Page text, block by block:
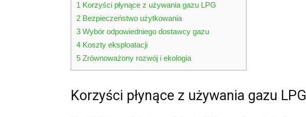
1 Korzyści płynące z używania gazu LPG
2 Bezpieczeństwo użytkowania
3 Wybór odpowiedniego dostawcy gazu
4 Koszty eksploatacji
5 Zrównoważony rozwój i ekologia
Korzyści płynące z używania gazu LPG